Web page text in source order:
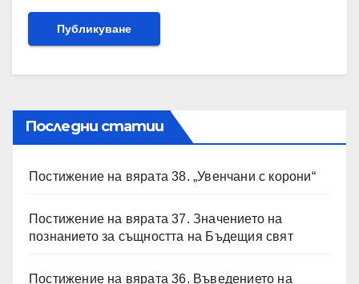
Последни статии
Постижение на вярата 38. „Увенчани с корони“
Постижение на вярата 37. Значението на
познанието за същността на Бъдещия свят
Постижение на вярата 36. Въведението на